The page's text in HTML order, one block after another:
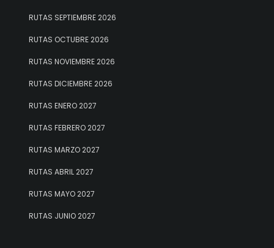
RUTAS SEPTIEMBRE 2026
RUTAS OCTUBRE 2026
RUTAS NOVIEMBRE 2026
RUTAS DICIEMBRE 2026
RUTAS ENERO 2027
RUTAS FEBRERO 2027
RUTAS MARZO 2027
RUTAS ABRIL 2027
RUTAS MAYO 2027
RUTAS JUNIO 2027